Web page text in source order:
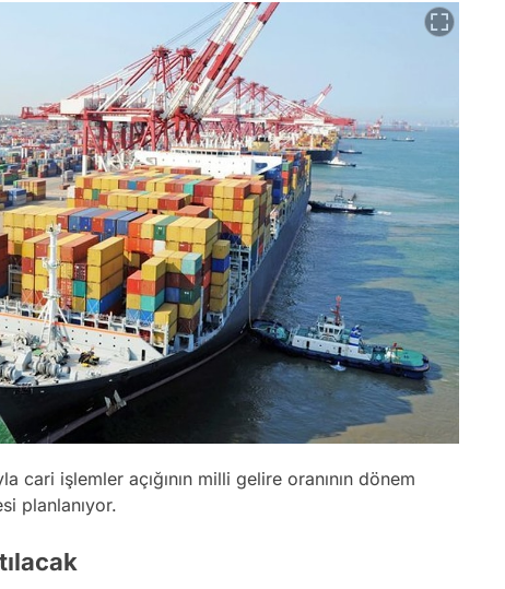
cari işlemler açığının milli gelire oranının dönem
planlanıyor.